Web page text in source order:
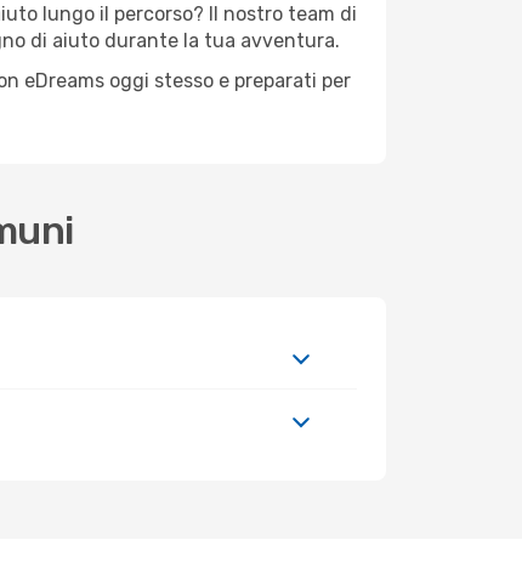
lungo il percorso? Il nostro team di
di aiuto durante la tua avventura.
eDreams oggi stesso e preparati per